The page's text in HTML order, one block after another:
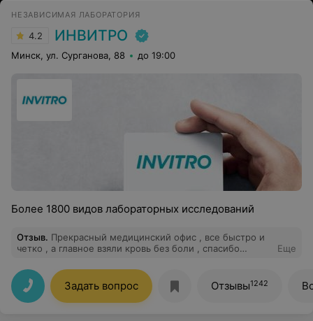
НЕЗАВИСИМАЯ ЛАБОРАТОРИЯ
4.2 ИНВИТРО
Минск, ул. Сурганова, 88 до 19:00
Более 1800 видов лабораторных исследований
Отзыв. Прекрасный медицинский офис , все быстро и
четко , а главное взяли кровь без боли , спасибо
Еще
Задать вопрос Отзывы1242